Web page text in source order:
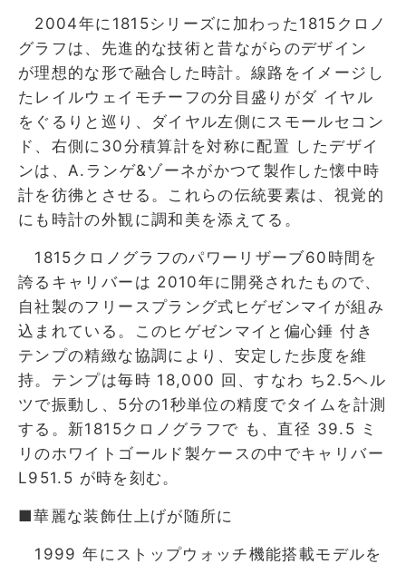
2004年に1815シリーズに加わった1815クロノ
グラフは、先進的な技術と昔ながらのデザイン
が理想的な形で融合した時計。線路をイメージし
たレイルウェイモチーフの分目盛りがダ イヤル
をぐるりと巡り、ダイヤル左側にスモールセコン
ド、右側に30分積算計を対称に配置 したデザイ
ンは、A.ランゲ&ゾーネがかつて製作した懐中時
計を彷彿とさせる。これらの伝統要素は、視覚的
にも時計の外観に調和美を添えてる。
1815クロノグラフのパワーリザーブ60時間を
誇るキャリバーは 2010年に開発されたもので、
自社製のフリースプラング式ヒゲゼンマイが組み
込まれている。このヒゲゼンマイと偏心錘 付き
テンプの精緻な協調により、安定した歩度を維
持。テンプは毎時 18,000 回、すなわ ち2.5ヘル
ツで振動し、5分の1秒単位の精度でタイムを計測
する。新1815クロノグラフで も、直径 39.5 ミ
リのホワイトゴールド製ケースの中でキャリバー
L951.5 が時を刻む。
■華麗な装飾仕上げが随所に
1999 年にストップウォッチ機能搭載モデルを